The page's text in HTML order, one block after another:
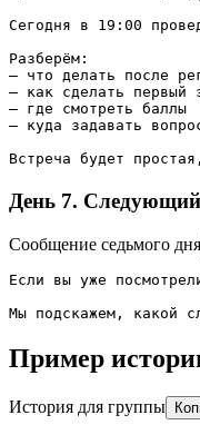
Сегодня в 19:00
Разберём:
— что делать после
— как сделать первый
— где смотреть баллы
— куда задавать
Встреча будет
День 7.
Сообщение седьмого дня
Если вы уже
Мы подскажем, какой
Пример
История для группы